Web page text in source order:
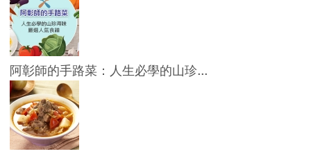
阿彰師的手路菜：人生必學的山珍...